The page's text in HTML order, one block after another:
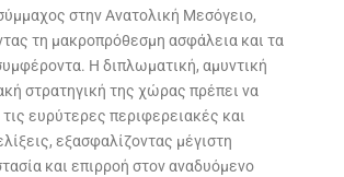
στην Ανατολική Μεσόγειο,
τη μακροπρόθεσμη ασφάλεια και τα
Η διπλωματική, αμυντική
στρατηγική της χώρας πρέπει να
ευρύτερες περιφερειακές και
εξασφαλίζοντας μέγιστη
και επιρροή στον αναδυόμενο